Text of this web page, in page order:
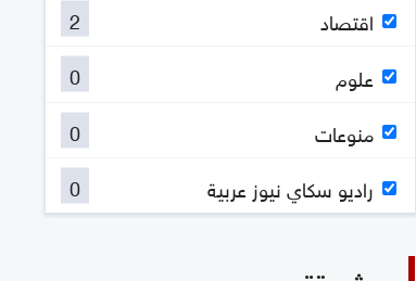
اقتصاد
2
علوم
0
منوعات
0
راديو سكاي نيوز عربية
0